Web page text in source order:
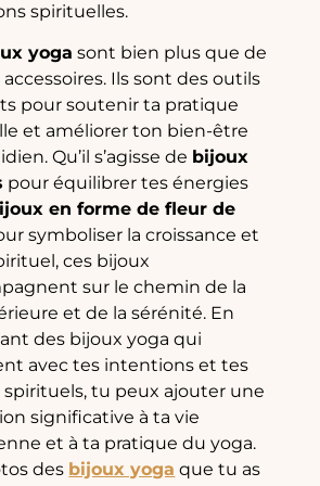
spirituelles.
yoga sont bien plus que de
Ils sont des outils
pour soutenir ta pratique
et améliorer ton bien-être
Qu’il s’agisse de bijoux
pour équilibrer tes énergies
en forme de fleur de
symboliser la croissance et
ces bijoux
sur le chemin de la
et de la sérénité. En
des bijoux yoga qui
avec tes intentions et tes
spirituels, tu peux ajouter une
significative à ta vie
et à ta pratique du yoga.
des bijoux yoga que tu as